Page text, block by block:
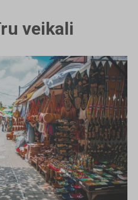
veikali